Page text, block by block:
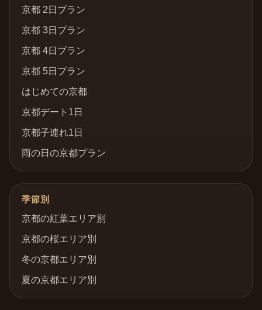
京都 2日プラン
京都 3日プラン
京都 4日プラン
京都 5日プラン
はじめての京都
京都デート1日
京都子連れ1日
雨の日の京都プラン
季節別
京都の紅葉エリア別
京都の桜エリア別
冬の京都エリア別
夏の京都エリア別